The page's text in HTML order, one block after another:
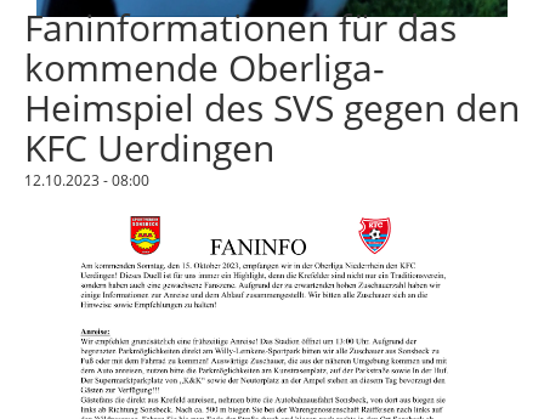
Faninformationen für das
kommende Oberliga-
Heimspiel des SVS gegen den
KFC Uerdingen
12.10.2023 - 08:00